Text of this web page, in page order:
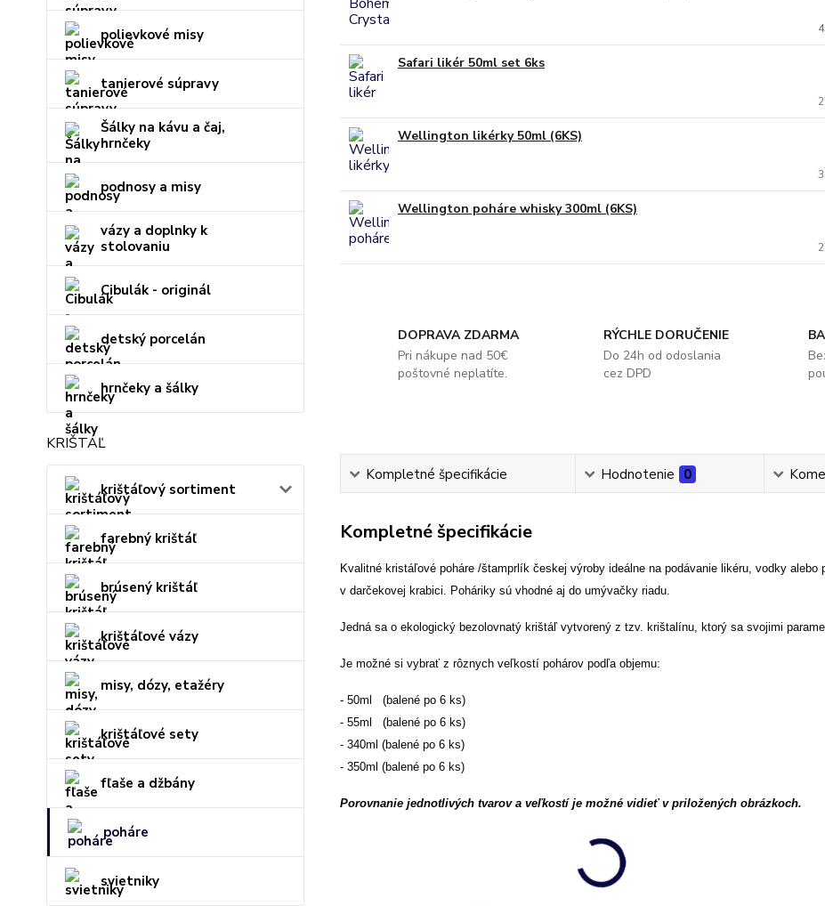
polievkové misy
tanierové súpravy
Šálky na kávu a čaj,
hrnčeky
podnosy a misy
vázy a doplnky k
stolovaniu
Cibulák - originál
detský porcelán
hrnčeky a šálky
KRIŠTÁĽ
krištáľový sortiment
farebný krištáľ
brúsený krištáľ
krištáľové vázy
misy, dózy, etažéry
krištáľové sety
fľaše a džbány
poháre
svietniky
Safari likér 50ml set 6ks
Wellington likérky 50ml (6KS)
Wellington poháre whisky 300ml (6KS)
DOPRAVA ZDARMA
Pri nákupe nad 50€
poštovné neplatíte.
RÝCHLE DORUČENIE
Do 24h od odoslania
cez DPD
Kompletné špecifikácie Hodnotenie 0
Kompletné špecifikácie
Kvalitné kristáľové poháre /štamprlík českej výroby ideálne na podávanie likéru, vodky alebo
v darčekovej krabici. Poháriky sú vhodné aj do umývačky riadu.
Jedná sa o ekologický bezolovnatý krištáľ vytvorený z tzv. krištalínu, ktorý sa svojimi
Je možné si vybrať z rôznych veľkostí pohárov podľa objemu:
- 50ml (balené po 6 ks)
- 55ml (balené po 6 ks)
- 340ml (balené po 6 ks)
- 350ml (balené po 6 ks)
Porovnanie jednotlivých tvarov a veľkostí je možné vidieť v priložených obrázkoch.